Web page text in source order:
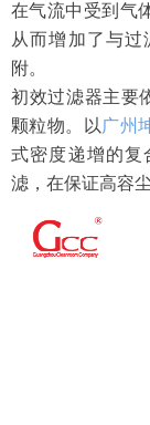
在气流中受到气
从而增加了与
附。
初效过滤器主要
颗粒物。以 广州
式密度递增的复
滤，在保证高容